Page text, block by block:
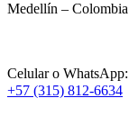
Medellín – Colombia
Celular o WhatsApp:
+57 (315) 812-6634